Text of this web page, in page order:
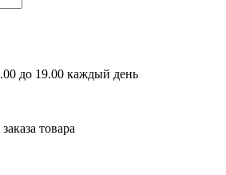
до 19.00 каждый день
товара